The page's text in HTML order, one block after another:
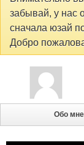
забывай, у нас
сначала юзай
Добро
Обо мне